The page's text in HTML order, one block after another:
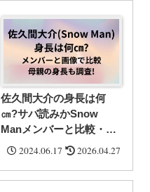
佐久間大介の身長は何
㎝?サバ読みかSnow
Manメンバーと比較・体
重・何番目に低いのか・
2024.06.17 2026.04.27